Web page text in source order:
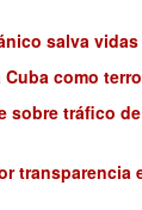
salva vidas
Cuba como
sobre tráfico
transparencia